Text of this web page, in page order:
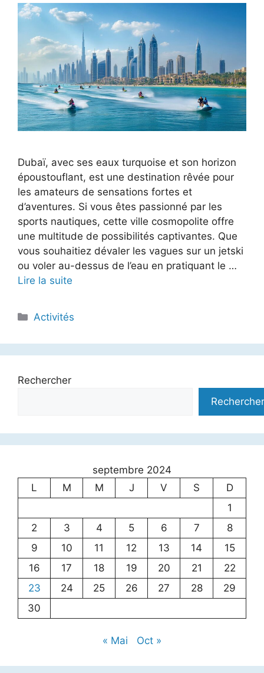
Dubaï, avec ses eaux turquoise et son horizon
époustouflant, est une destination rêvée pour
les amateurs de sensations fortes et
d’aventures. Si vous êtes passionné par les
sports nautiques, cette ville cosmopolite offre
une multitude de possibilités captivantes. Que
vous souhaitiez dévaler les vagues sur un jetski
ou voler au-dessus de l’eau en pratiquant le …
Lire la suite
Catégories
Activités
Rechercher
Rechercher
septembre 2024
L
M M J V S
D
1
2
3 4 5 6 7
8
9
10 11 12 13 14
15
16
17 18 19 20 21
22
23
24 25 26 27 28
29
30
« Mai Oct »